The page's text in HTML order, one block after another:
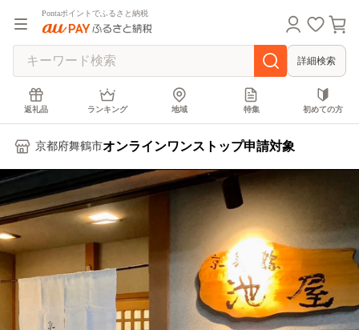
Pontaポイントでふるさと納税
詳細検索
返礼品 ランキング 地域 特集 初めての方
京都府舞鶴市オンラインワンストップ申請対象